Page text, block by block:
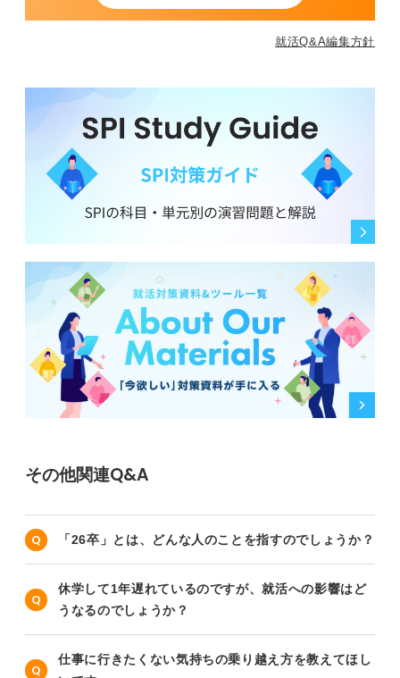
就活Q&A編集方針
その他関連Q&A
「26卒」とは、どんな人のことを指すのでしょうか？
休学して1年遅れているのですが、就活への影響はど
うなるのでしょうか？
仕事に行きたくない気持ちの乗り越え方を教えてほし